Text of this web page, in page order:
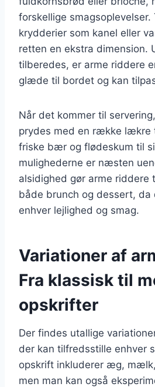
forskellige
krydderier som kanel eller
retten en ekstra dimension.
tilberedes, er arme riddere
glæde til bordet og kan
Når det kommer til
prydes med en række lækre
friske bær og flødeskum til
mulighederne er næsten
alsidighed gør arme riddere
både brunch og dessert, da
enhver lejlighed og smag.
Variationer af
Fra klassisk til
opskrifter
Der findes utallige
der kan tilfredsstille enhver
opskrift inkluderer æg,
men man kan også